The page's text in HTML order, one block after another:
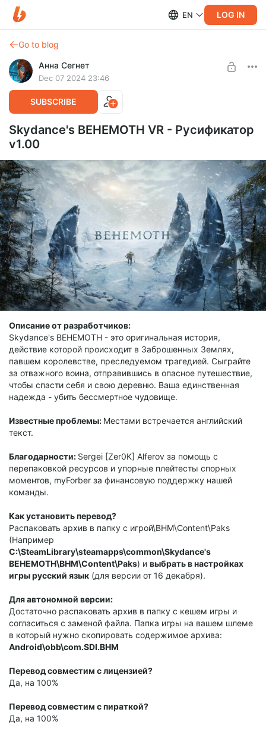
EN LOG IN
Go to blog
Анна Сегнет
Dec 07 2024 23:46
SUBSCRIBE
Skydance's BEHEMOTH VR - Русификатор
v1.00
Описание от разработчиков:
Skydance's BEHEMOTH - это оригинальная история,
действие которой происходит в Заброшенных Землях,
павшем королевстве, преследуемом трагедией. Сыграйте
за отважного воина, отправившись в опасное путешествие,
чтобы спасти себя и свою деревню. Ваша единственная
надежда - убить бессмертное чудовище.
Известные проблемы: Местами встречается английский
текст.
Благодарности: Sergei [Zer0K] Alferov за помощь с
перепаковкой ресурсов и упорные плейтесты спорных
моментов, myForber за финансовую поддержку нашей
команды.
Как установить перевод?
Распаковать архив в папку с игрой\BHM\Content\Paks
(Например
С:\SteamLibrary\steamapps\common\Skydance's
BEHEMOTH\BHM\Content\Paks) и выбрать в настройках
игры русский язык (для версии от 16 декабря).
Для автономной версии:
Достаточно распаковать архив в папку с кешем игры и
согласиться с заменой файла. Папка игры на вашем шлеме
в который нужно скопировать содержимое архива:
Android\obb\com.SDI.BHM
Перевод совместим с лицензией?
Да, на 100%
Перевод совместим с пираткой?
Да, на 100%